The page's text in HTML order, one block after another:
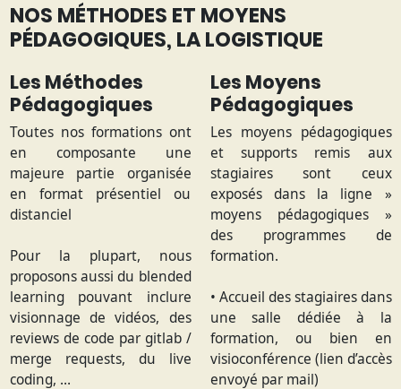
NOS MÉTHODES ET MOYENS
PÉDAGOGIQUES, LA LOGISTIQUE
Les Méthodes
Pédagogiques
Toutes nos formations ont
en composante une
majeure partie organisée
en format présentiel ou
distanciel
Pour la plupart, nous
proposons aussi du blended
learning pouvant inclure
visionnage de vidéos, des
reviews de code par gitlab /
merge requests, du live
coding, …
Les Moyens
Pédagogiques
Les moyens pédagogiques
et supports remis aux
stagiaires sont ceux
exposés dans la ligne »
moyens pédagogiques »
des programmes de
formation.
• Accueil des stagiaires dans
une salle dédiée à la
formation, ou bien en
visioconférence (lien d’accès
envoyé par mail)